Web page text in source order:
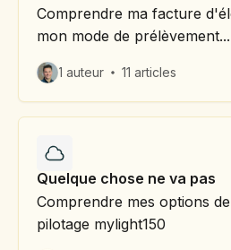
Comprendre ma facture
mon mode de prélèvement...
1 auteur 11 articles
Quelque chose ne va pas
Comprendre mes options
pilotage mylight150